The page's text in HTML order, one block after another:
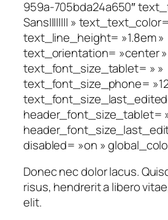
959a-705bda24a650″
Sans|||||||| » text_text_color=
text_line_height= »1.8em »
text_orientation= »center »
text_font_size_tablet= » »
text_font_size_phone=
header_font_size_tablet=
disabled= »on »
Donec nec dolor lacus.
risus, hendrerit a libero
elit.